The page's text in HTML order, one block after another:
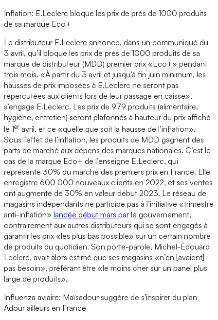
Inflation: E.Leclerc bloque les prix de près de 1000 produits
de sa marque Eco+
Le distributeur E.Leclerc annonce, dans un communiqué du
3 avril, qu’il bloque les prix de près de 1000 produits de sa
marque de distributeur (MDD) premier prix «Eco+» pendant
trois mois. «À partir du 3 avril et jusqu’à fin juin minimum, les
hausses de prix imposées à E.Leclerc ne seront pas
répercutées aux clients lors de leur passage en caisse»,
s’engage E.Leclerc. Les prix de 979 produits (alimentaire,
hygiène, entretien) seront plafonnés à hauteur du prix affiché
le 1er avril, et ce «quelle que soit la hausse de l’inflation».
Sous l’effet de l’inflation, les produits de MDD gagnent des
parts de marché aux dépens des marques nationales. C’est le
cas de la marque Eco+ de l’enseigne E.Leclerc, qui
représente 30% du marché des premiers prix en France. Elle
enregistre 600 000 nouveaux clients en 2022, et ses ventes
ont augmenté de 30% en valeur début 2023. Le réseau de
magasins indépendants ne participe pas à l’initiative «trimestre
anti-inflation» lancée début mars par le gouvernement,
contrairement aux autres distributeurs qui se sont engagés à
garantir les prix «les plus bas possible» sur un certain nombre
de produits du quotidien. Son porte-parole, Michel-Édouard
Leclerc, avait alors estimé que ses magasins «n’en [avaient]
pas besoin», préférant être «le moins cher sur un panel plus
large de produits».
Influenza aviaire: Maïsadour suggère de s'inspirer du plan
Adour ailleurs en France